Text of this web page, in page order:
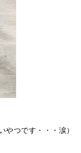
やつです・・・涙）